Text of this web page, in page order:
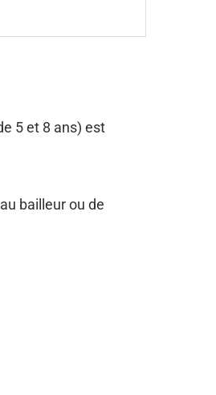
5 et 8 ans) est
bailleur ou de